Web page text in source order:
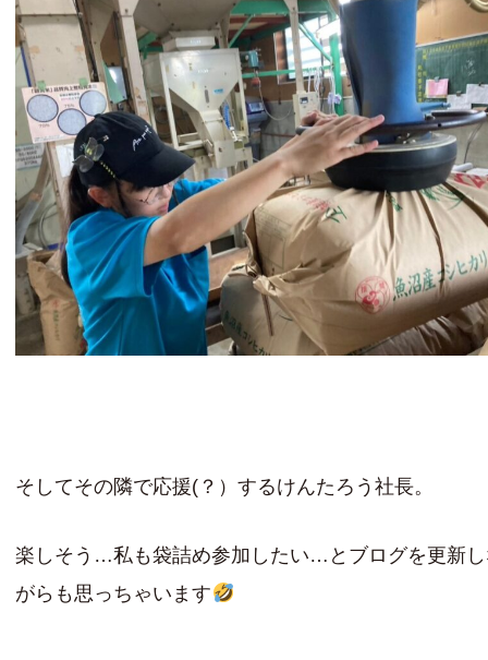
そしてその隣で応援(？）するけんたろう社長。
楽しそう…私も袋詰め参加したい…とブログを更新
がらも思っちゃいます